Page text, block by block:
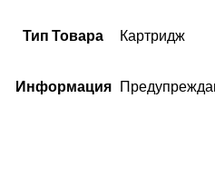
Тип Товара Картридж
Информация